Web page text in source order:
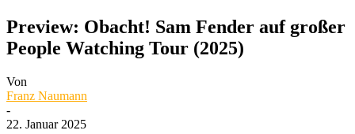
Preview: Obacht! Sam Fender auf großer
People Watching Tour (2025)
Von
Franz Naumann
-
22. Januar 2025